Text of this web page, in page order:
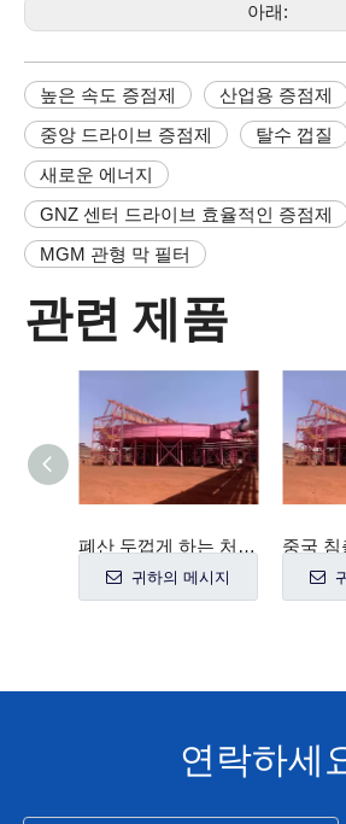
아래:
높은 속도 증점제 산업용 증점제
중앙 드라이브 증점제
탈수 껍질
새로운 에너지
GNZ 센터 드라이브 효율적인 증점제
MGM 관형 막 필터
관련 제품
폐산 두껍게 하는 처리 증점제에 의하여 주문을 받아서 만들어지는 침전물 탱크
귀하의 메시지
연락하세